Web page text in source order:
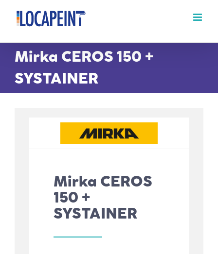
Passer
contenu
Mirka CEROS 150 +
SYSTAINER
Mirka CEROS
150 +
SYSTAINER